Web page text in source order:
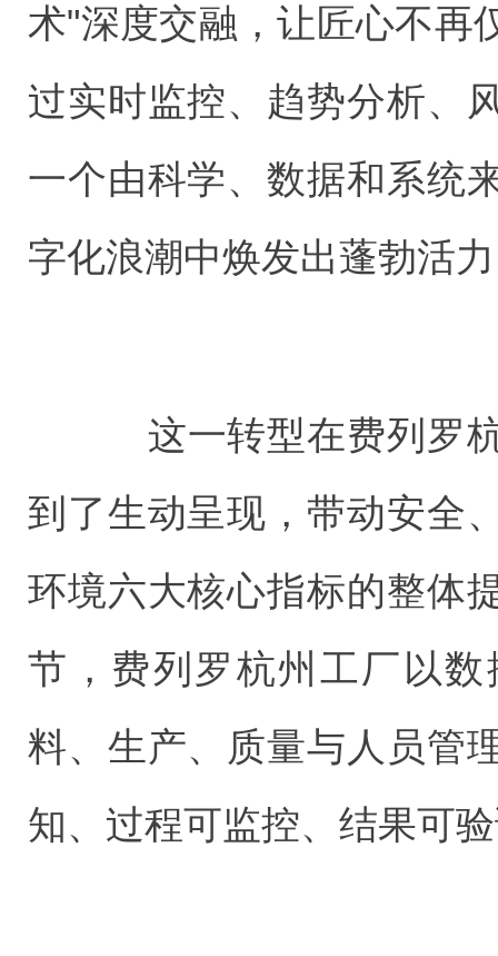
术"深度交融，让匠心不再
过实时监控、趋势分析、
一个由科学、数据和系统
字化浪潮中焕发出蓬勃活
这一转型在费列罗杭
到了生动呈现，带动安全
环境六大核心指标的整体
节，费列罗杭州工厂以
料、生产、质量与人员管
知、过程可监控、结果可